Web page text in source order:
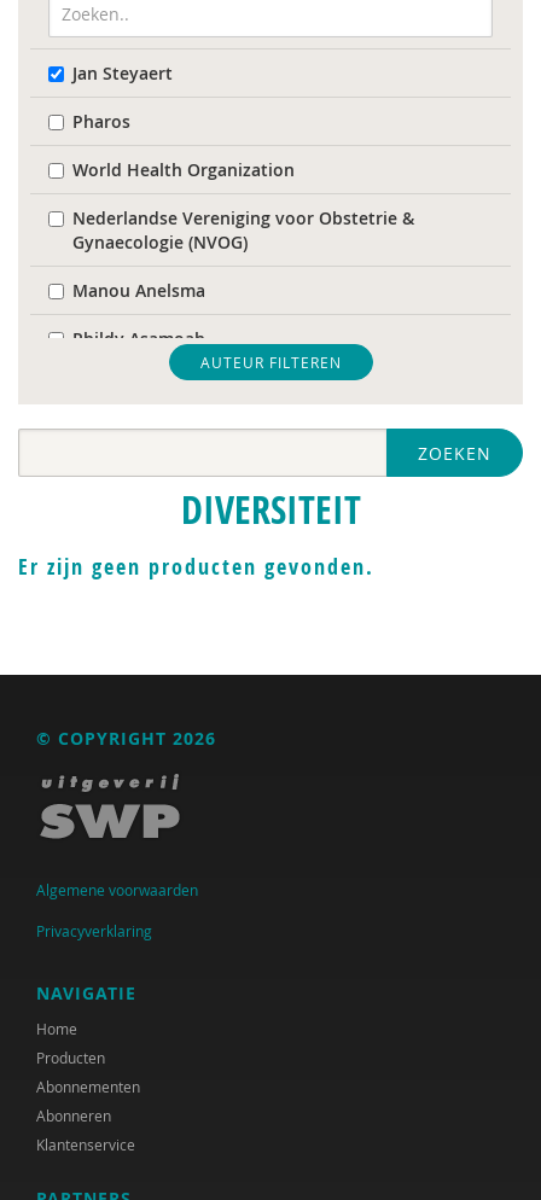
Jan Steyaert
Pharos
World Health Organization
Nederlandse Vereniging voor Obstetrie &
Gynaecologie (NVOG)
Manou Anelsma
Phildy Asamoah
Mariam Badou
Soukaina Badou
Dirck van Bekkum
Karijn van den Berg
Albert Boon
Suzanne Bouma
Kaveh Bouteh
Büsrâ K ca
Mellouki Cadat-Lampe
AUTEUR FILTEREN
ZOEKEN
DIVERSITEIT
Er zijn geen producten gevonden.
© COPYRIGHT 2026
Algemene voorwaarden
Privacyverklaring
NAVIGATIE
Home
Producten
Abonnementen
Abonneren
Klantenservice